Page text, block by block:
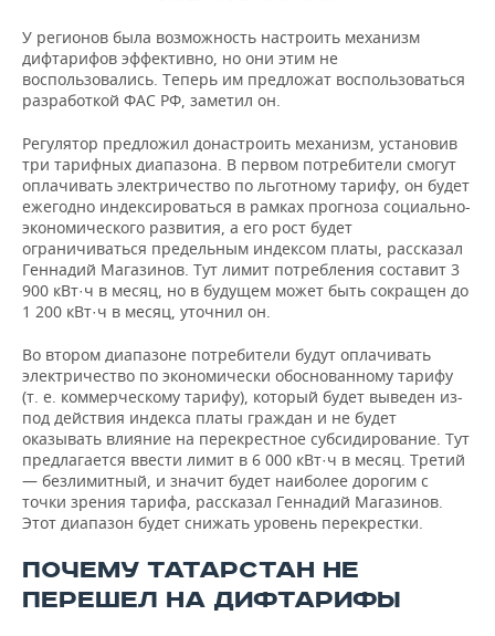
У регионов была возможность настроить механизм
дифтарифов эффективно, но они этим не
воспользовались. Теперь им предложат воспользоваться
разработкой ФАС РФ, заметил он.
Регулятор предложил донастроить механизм, установив
три тарифных диапазона. В первом потребители смогут
оплачивать электричество по льготному тарифу, он будет
ежегодно индексироваться в рамках прогноза социально-
экономического развития, а его рост будет
ограничиваться предельным индексом платы, рассказал
Геннадий Магазинов. Тут лимит потребления составит 3
900 кВт·ч в месяц, но в будущем может быть сокращен до
1 200 кВт·ч в месяц, уточнил он.
Во втором диапазоне потребители будут оплачивать
электричество по экономически обоснованному тарифу
(т. е. коммерческому тарифу), который будет выведен из-
под действия индекса платы граждан и не будет
оказывать влияние на перекрестное субсидирование. Тут
предлагается ввести лимит в 6 000 кВт·ч в месяц. Третий
— безлимитный, и значит будет наиболее дорогим с
точки зрения тарифа, рассказал Геннадий Магазинов.
Этот диапазон будет снижать уровень перекрестки.
ПОЧЕМУ ТАТАРСТАН НЕ
ПЕРЕШЕЛ НА ДИФТАРИФЫ